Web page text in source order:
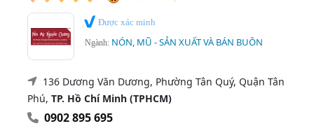
Được xác minh
Ngành: NÓN, MŨ - SẢN XUẤT VÀ BÁN BUÔN
136 Dương Văn Dương, Phường Tân Quý, Quận Tân
Phú,TP. Hồ Chí Minh (TPHCM)
0902 895 695